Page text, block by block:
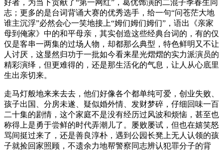
好者，为当下贡献了“第一网红”，葛优饰演的二混子季春生同
志；更多的是台词背诵大赛的优秀选手，给一句“问苍茫大地
谁主沉浮”必然会心一笑地接上“姆们姆们姆们”，语出《亲家
母到俺家》中的和平母亲，其实创造这些经典台词的，有的仅
仅是客串一两集的过场人物，却都那么典型，特色鲜明又不让
人讨厌，这显然归功于一批如今看来星光熠熠的实力派演员的
精彩演绎，但更难得的，还是那生活化的气息，让人从心底里
生出亲切来。
走马灯般地来来去去，他们好像各个都单纯可爱，创业失败、
孩子出国、分房未遂、疑似婚外情、发财梦碎，仔细回味一百
二十集的剧情，这个家庭不是没有经历过风波和烦恼，甚至也
称得上是勇于尝鲜的时代弄潮儿了。屡败屡试，但也在嬉笑怒
骂间挺过来了，还是善良淳朴，遇到公园长凳上无人认领的孩
子就捡回家照顾，不遗余力地帮警察同志辨认犯罪分子的背